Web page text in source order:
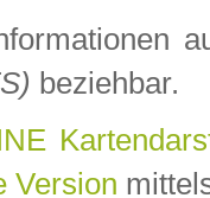
beziehbar.
Version